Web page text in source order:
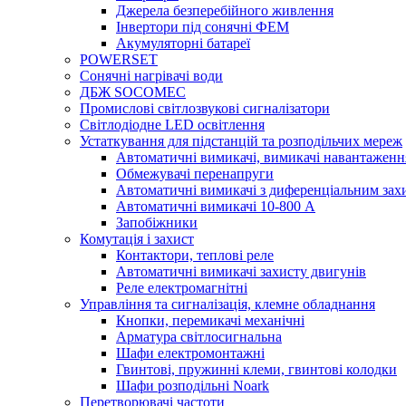
Джерела безперебійного живлення
Інвертори під сонячні ФЕМ
Акумуляторні батареї
POWERSET
Сонячні нагрівачі води
ДБЖ SOCOMEC
Промислові світлозвукові сигналізатори
Світлодіодне LED освітлення
Устаткування для підстанцій та розподільчих мереж
Автоматичні вимикачі, вимикачі
Обмежувачі перенапруги
Автоматичні вимикачі з диференціальним
Автоматичні вимикачі 10-800 А
Запобіжники
Комутація і захист
Контактори, теплові реле
Автоматичні вимикачі захисту двигунів
Реле електромагнітні
Управління та сигналізація, клемне обладнання
Кнопки, перемикачі механічні
Арматура світлосигнальна
Шафи електромонтажні
Гвинтові, пружинні клеми, гвинтові колодки
Шафи розподільні Noark
Перетворювачі частоти